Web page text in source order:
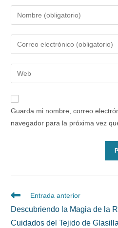
Introduce
tu
nombre
de
usuario
para
comentar
Introduce
tu
dirección
de
electrónico
para
comentar
Introduce
la
URL
Guarda mi nombre, correo
navegador para la próxima vez
Leer
artículos
Entrada anterior
Descubriendo la Magia de la
Cuidados del Tejido de